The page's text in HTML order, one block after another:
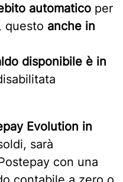
automatico per
questo anche in
disponibile è in
Evolution in
sarà
con una